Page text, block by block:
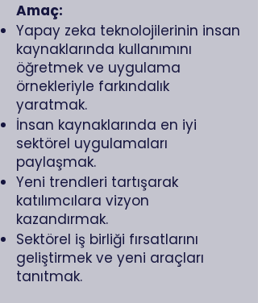
Amaç:
Yapay zeka teknolojilerinin insan
kaynaklarında kullanımını
öğretmek ve uygulama
örnekleriyle farkındalık
yaratmak.
İnsan kaynaklarında en iyi
sektörel uygulamaları
paylaşmak.
Yeni trendleri tartışarak
katılımcılara vizyon
kazandırmak.
Sektörel iş birliği fırsatlarını
geliştirmek ve yeni araçları
tanıtmak.